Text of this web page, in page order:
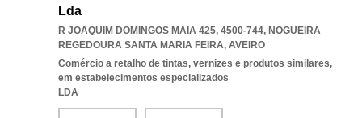
Lda
R JOAQUIM DOMINGOS MAIA 425, 4500-744, NOGUEIRA
REGEDOURA SANTA MARIA FEIRA, AVEIRO
Comércio a retalho de tintas, vernizes e produtos similares,
em estabelecimentos especializados
LDA